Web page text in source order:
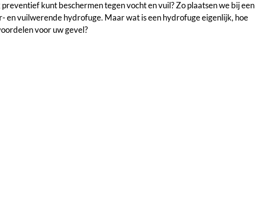
kunt beschermen tegen vocht en vuil? Zo plaatsen we bij een
en vuilwerende hydrofuge. Maar wat is een hydrofuge eigenlijk, hoe
voor uw gevel?